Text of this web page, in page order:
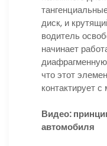
диск, и
водитель
начинает
что этот
контактирует
Видео:
автомобиля